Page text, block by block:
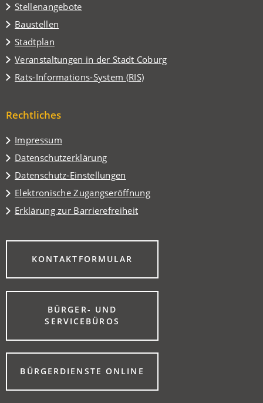
Stellenangebote
Baustellen
Stadtplan
(Öffnet
in
einem
neuen
Veranstaltungen in der Stadt Coburg
(Öffnet
in
einem
Tab)
Rats-Informations-System (RIS)
(Öffnet
neuen
Rechtliches
Impressum
Datenschutzerklärung
Datenschutz-Einstellungen
Elektronische Zugangseröffnung
Erklärung zur Barrierefreiheit
KONTAKTFORMULAR
(ÖFFNET
NEUEN
BÜRGER- UND
SERVICEBÜROS
(ÖFFNET
EINEM
NEUEN
TAB)BÜRGERDIENSTE ONLINE
(ÖFFNET
EINEM